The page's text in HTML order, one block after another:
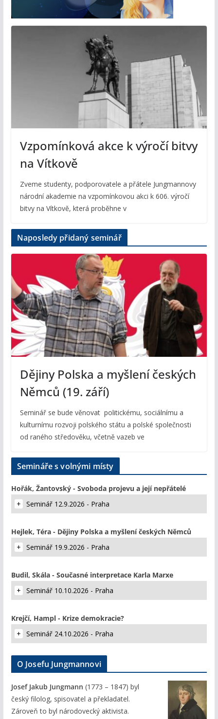
Vzpomínková akce k výročí bitvy
na Vítkově
Zveme studenty, podporovatele a přátele Jungmannovy
národní akademie na vzpomínkovou akci k 606. výročí
bitvy na Vítkově, která proběhne v
Naposledy přidaný seminář
Dějiny Polska a myšlení českých
Němců (19. září)
Seminář se bude věnovat politickému, sociálnímu a
kulturnímu rozvoji polského státu a polské společnosti
od raného středověku, včetně vazeb ve
Semináře s volnými místy
Hořák, Žantovský - Svoboda projevu a její nepřátelé
Seminář 12.9.2026 - Praha
Hejlek, Téra - Dějiny Polska a myšlení českých Němců
Seminář 19.9.2026 - Praha
Budil, Skála - Současné interpretace Karla Marxe
Seminář 10.10.2026 - Praha
Krejčí, Hampl - Krize demokracie?
Seminář 24.10.2026 - Praha
O Josefu Jungmannovi
Josef Jakub Jungmann (1773 – 1847) byl
český filolog, spisovatel a překladatel.
Zároveň to byl národovecký aktivista.